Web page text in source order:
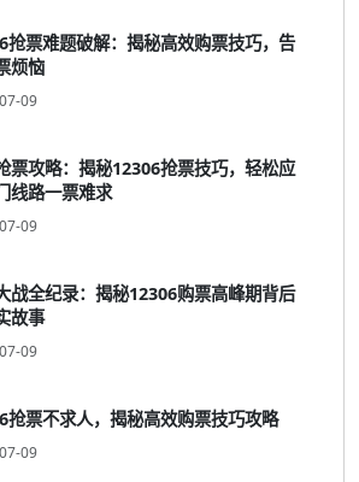
抢票难题破解：揭秘高效购票技巧，告
烦恼
09
票攻略：揭秘12306抢票技巧，轻松应
线路一票难求
09
战全纪录：揭秘12306购票高峰期背后
故事
09
抢票不求人，揭秘高效购票技巧攻略
09